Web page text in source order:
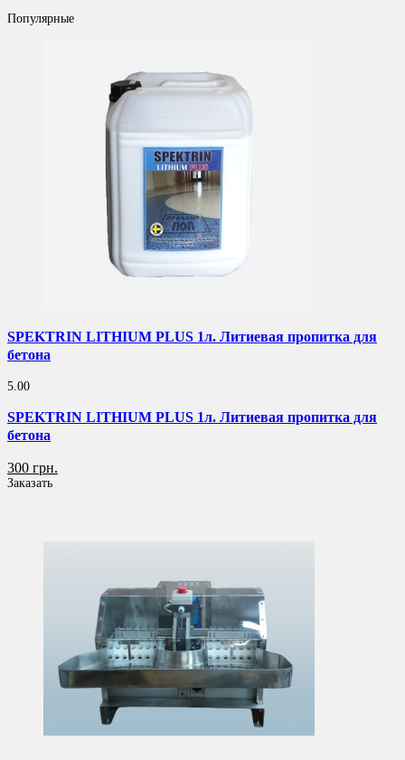
Популярные
SPEKTRIN LITHIUM PLUS 1л. Литиевая пропитка для
бетона
5.00
SPEKTRIN LITHIUM PLUS 1л. Литиевая пропитка для
бетона
300 грн.
Заказать